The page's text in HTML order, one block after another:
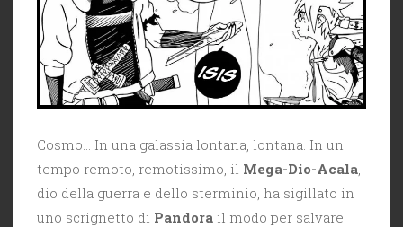
Cosmo… In una galassia lontana, lontana. In un
tempo remoto, remotissimo, il Mega-Dio-Acala
dio della guerra e dello sterminio, ha sigillato in
uno scrignetto di Pandora il modo per salvare